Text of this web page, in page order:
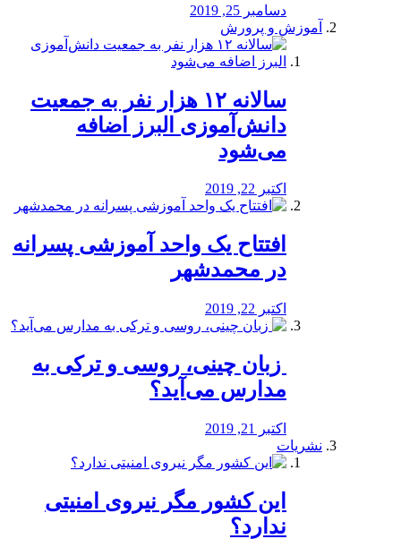
دسامبر 25, 2019
آموزش و پرورش
️سالانه ۱۲ هزار نفر به جمعیت
دانش‌آموزی البرز اضافه
می‌شود
اکتبر 22, 2019
افتتاح یک واحد آموزشی پسرانه
در محمدشهر
اکتبر 22, 2019
️ زبان چینی، روسی و ترکی به
مدارس می‌آید؟
اکتبر 21, 2019
نشریات
این کشور مگر نیروی امنیتی
ندارد؟